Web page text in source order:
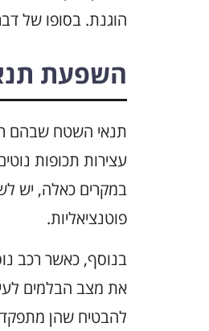
הוגנת. בסופו של
השפעת
תנאי השטח שבהם
עצירות תכופות
במקרים כאלה, יש
פוטנציאליות.
בנוסף, כאשר רכב
את מצב הבלמים
להבטיח שהן